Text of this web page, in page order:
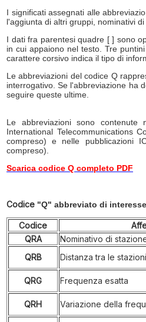
I significati assegnati alle
l'aggiunta di altri gruppi, nominativi
I dati fra parentesi quadre [ ] sono
in cui appaiono nel testo. Tre
carattere corsivo indica il tipo di
Le abbreviazioni del codice Q
interrogativo. Se l'abbreviazione ha
seguire queste ultime.
Le abbreviazioni sono contenute
International Telecommunications
compreso) e nelle pubblicazioni
compreso).
Scarica codice Q completo PDF
Codice "Q" abbreviato di
Codice
QRA
Nominativo di
QRB
Distanza tra le stazioni
QRG Frequenza esatta
QRH Variazione della